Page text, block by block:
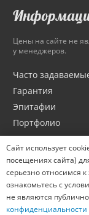
Цены на сайте не
у менеджеров.
Часто
Гарантия
Эпитафии
Портфолио
Оптовикам
Материалы
Города
Контакты
Вакансии
Сайт использует
посещениях сайта)
серьезно относимся
ознакомьтесь с
не являются
конфиденциальности